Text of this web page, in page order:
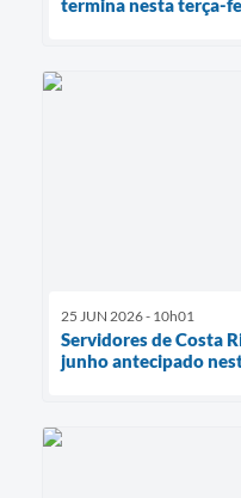
termina nesta terça-
25 JUN 2026 - 10h01
Servidores de Costa
junho antecipado